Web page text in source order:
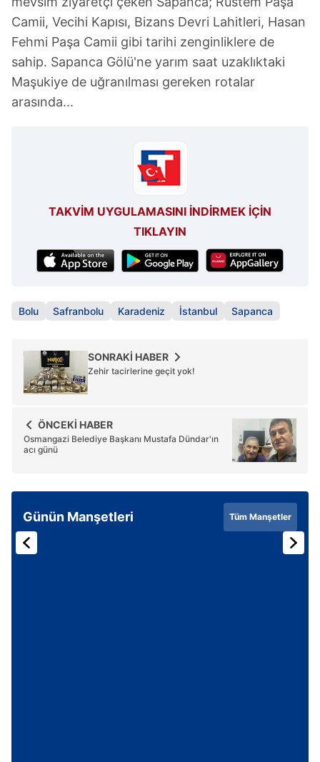
Camii, Vecihi Kapısı, Bizans Devri Lahitleri, Hasan
Fehmi Paşa Camii gibi tarihi zenginliklere de
sahip. Sapanca Gölü'ne yarım saat uzaklıktaki
Maşukiye de uğranılması gereken rotalar
arasında...
TAKVİM UYGULAMASINI İNDİRMEK İÇİN
TIKLAYIN
Bolu Safranbolu Karadeniz İstanbul Sapanca
SONRAKİ HABER
Zehir tacirlerine geçit yok!
ÖNCEKİ HABER
Osmangazi Belediye Başkanı Mustafa Dündar'ın
acı günü
Günün Manşetleri Tüm Manşetler